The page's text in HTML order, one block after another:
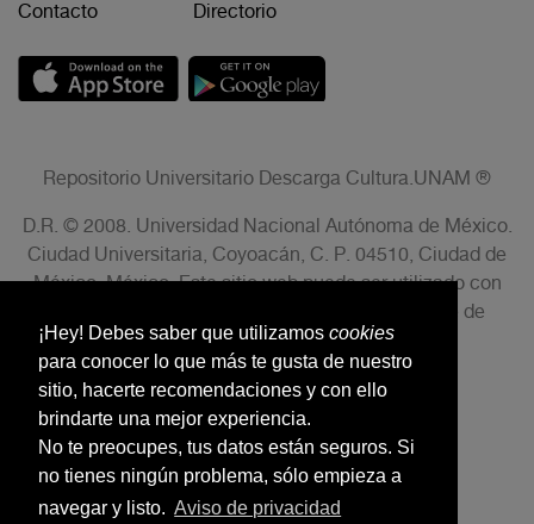
¡Hey! Debes saber que utilizamos cookies
para conocer lo que más te gusta de nuestro
sitio, hacerte recomendaciones y con ello
brindarte una mejor experiencia.
No te preocupes, tus datos están seguros. Si
no tienes ningún problema, sólo empieza a
navegar y listo. Aviso de privacidad
Contacto Directorio
Repositorio Universitario Descarga Cultura.UNAM ®
D.R. © 2008. Universidad Nacional Autónoma de México.
Ciudad Universitaria, Coyoacán, C. P. 04510, Ciudad de
México, México. Este sitio web puede ser utilizado con
fines no lucrativos siempre que se cite la fuente de
conformidad con el AVISO LEGAL.